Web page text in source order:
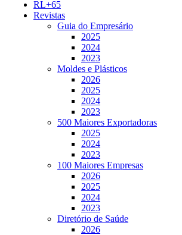
RL+65
Revistas
Guia do Empresário
2025
2024
2023
Moldes e Plásticos
2026
2025
2024
2023
500 Maiores Exportadoras
2025
2024
2023
100 Maiores Empresas
2026
2025
2024
2023
Diretório de Saúde
2026